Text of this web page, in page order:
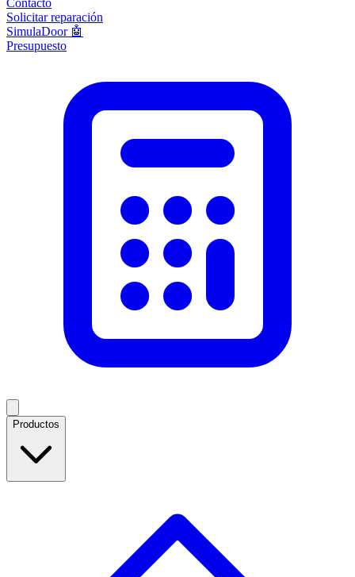
Contacto
Solicitar reparación
SimulaDoor 🤖
Presupuesto
Productos